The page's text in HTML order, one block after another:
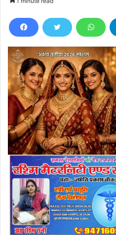
d
e
m
a
i
l